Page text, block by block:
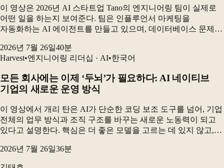
이 영상은 2026년 AI 스타트업 Tano의 엔지니어링 팀이 실제로
어떤 일을 하는지 보여준다. 팀은 인플루언서 마케팅을
자동화하는 AI 에이전트를 만들고 있으며, 데이터베이스 문제를
제품을 빠르게 개발하고 있다. 가장 큰 변...
2026년 7월 26일40분
Harvest•엔지니어링 리더십 · AI•한국어
모든 회사에는 이제 ‘두뇌’가 필요하다: AI 네이티브
기업의 새로운 운영 방식
이 영상에서 개리 탄은 AI가 단순한 코딩 보조 도구를 넘어, 기업
전체의 업무 방식과 조직 구조를 바꾸는 새로운 노동력이 되고
있다고 설명한다. 핵심은 더 좋은 모델을 고르는 데 있지 않고,
AI가 반복적으로 실행할 수 있도록...
2026년 7월 26일36분